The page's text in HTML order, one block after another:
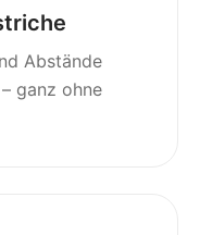
Abstände
ganz ohne